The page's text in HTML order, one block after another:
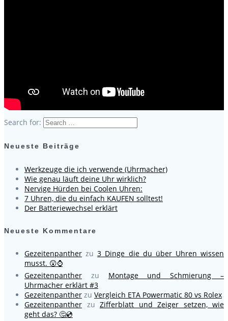
Search for:
Neueste Beiträge
Werkzeuge die ich verwende (Uhrmacher)
Wie genau läuft deine Uhr wirklich?
Nervige Hürden bei Coolen Uhren:
7 Uhren, die du einfach KAUFEN solltest!
Der Batteriewechsel erklärt
Neueste Kommentare
Gezeitenpanther zu3 Dinge die du über Uhren wissen
musst. 😲⌚
Gezeitenpanther zu Montage und Schmierung –
Uhrmacher erklärt #3
Gezeitenpanther zu Vergleich ETA Powermatic 80 vs Rolex
Gezeitenpanther zu Zifferblatt und Zeiger setzen, wie
geht das? 🤔💿